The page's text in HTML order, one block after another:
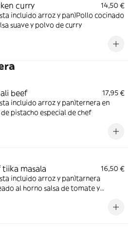
curry
14,50 €
incluido arroz y pan)Pollo cocinado
suave y polvo de curry
beef
17,95 €
incluido arroz y pan)ternera en
de pistacho especial de chef
tiika masala
16,50 €
incluido arroz y pan)tarnera
al horno salsa de tomate y